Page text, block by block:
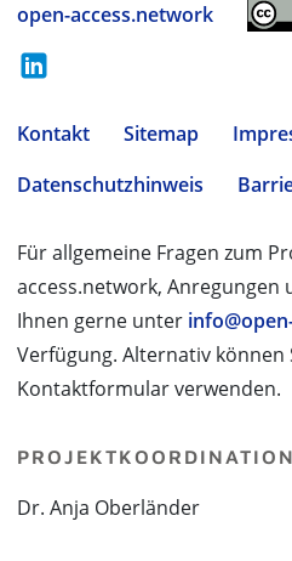
open-access.network
Kontakt Sitemap
Datenschutzhinweis
Für allgemeine Fragen zum
access.network, Anregungen
Ihnen gerne unter
Verfügung. Alternativ können
Kontaktformular verwenden.
PROJEKTKOORDINATION
Dr. Anja Oberländer